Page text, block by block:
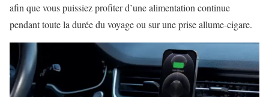
afin que vous puissiez profiter d’une alimentation continue
pendant toute la durée du voyage ou sur une prise allume-cigare.